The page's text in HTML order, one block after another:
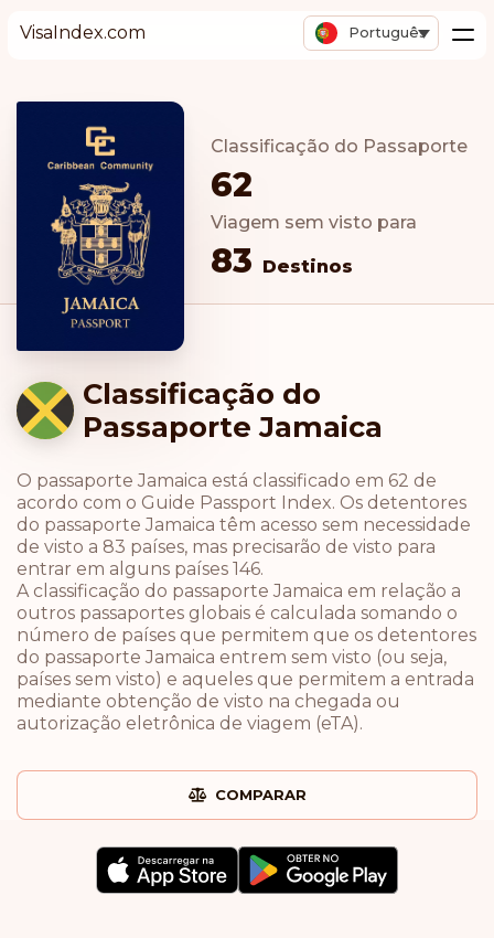
VisaIndex.com Português
Classificação do Passaporte
62
Viagem sem visto para
83 Destinos
Classificação do
Passaporte Jamaica
O passaporte Jamaica está classificado em 62 de
acordo com o Guide Passport Index. Os detentores
do passaporte Jamaica têm acesso sem necessidade
de visto a 83 países, mas precisarão de visto para
entrar em alguns países 146.
A classificação do passaporte Jamaica em relação a
outros passaportes globais é calculada somando o
número de países que permitem que os detentores
do passaporte Jamaica entrem sem visto (ou seja,
países sem visto) e aqueles que permitem a entrada
mediante obtenção de visto na chegada ou
autorização eletrônica de viagem (eTA).
COMPARAR